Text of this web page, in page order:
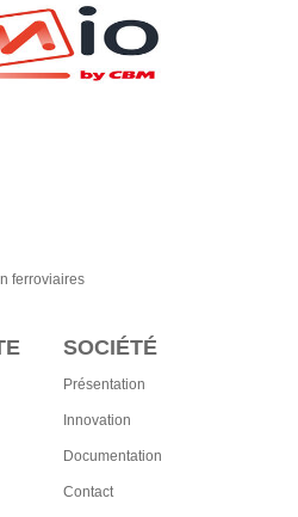
ferroviaires
SOCIÉTÉ
Présentation
Innovation
Documentation
Contact